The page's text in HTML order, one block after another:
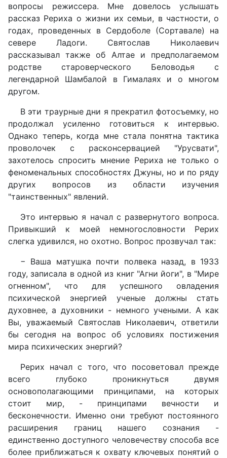
вопросы режиссера. Мне довелось услышать
рассказ Рериха о жизни их семьи, в частности, о
годах, проведенных в Сердоболе (Сортавале) на
севере Ладоги. Святослав Николаевич
рассказывал также об Алтае и предполагаемом
родстве староверческого Беловодья с
легендарной Шамбалой в Гималаях и о многом
другом.
В эти траурные дни я прекратил фотосъемку, но
продолжал усиленно готовиться к интервью.
Однако теперь, когда мне стала понятна тактика
проволочек с расконсервацией "Урусвати",
захотелось спросить мнение Рериха не только о
феноменальных способностях Джуны, но и по ряду
других вопросов из области изучения
"таинственных" явлений.
Это интервью я начал с развернутого вопроса.
Привыкший к моей немногословности Рерих
слегка удивился, но охотно. Вопрос прозвучал так:
− Ваша матушка почти полвека назад, в 1933
году, записала в одной из книг "Агни йоги", в "Мире
огненном", что для успешного овладения
психической энергией ученые должны стать
духовнее, а духовники - немного учеными. А как
Вы, уважаемый Святослав Николаевич, ответили
бы сегодня на вопрос об условиях постижения
мира психических энергий?
Рерих начал с того, что посоветовал прежде
всего глубоко проникнуться двумя
основополагающими принципами, на которых
стоит мир, - принципами вечности и
бесконечности. Именно они требуют постоянного
расширения границ нашего сознания -
единственно доступного человечеству способа все
более приближаться к охвату ключевых понятий о